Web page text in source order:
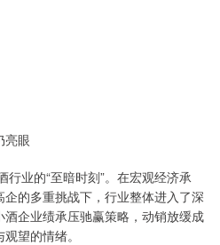
亮眼
业的“至暗时刻”。在宏观经济承
的多重挑战下，行业整体进入了深
企业绩承压驰赢策略，动销放缓成
望的情绪。